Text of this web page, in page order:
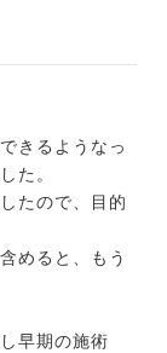
きるようなっ
た。
たので、目的
めると、もう
早期の施術